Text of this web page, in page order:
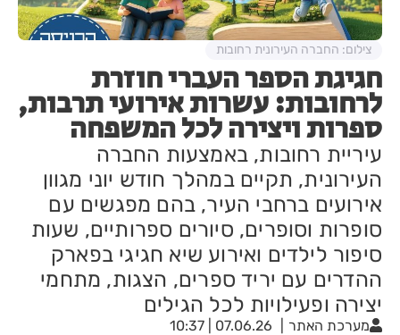
חגיגת הספר העברי חוזרת
לרחובות: עשרות אירועי תרבות,
ספרות ויצירה לכל המשפחה
עיריית רחובות, באמצעות החברה
העירונית, תקיים במהלך חודש יוני מגוון
אירועים ברחבי העיר, בהם מפגשים עם
סופרות וסופרים, סיורים ספרותיים, שעות
סיפור לילדים ואירוע שיא חגיגי בפארק
ההדרים עם יריד ספרים, הצגות, מתחמי
יצירה ופעילויות לכל הגילים
מערכת האתר 07.06.26 | 10:37
צילום: החברה העירונית רחובות